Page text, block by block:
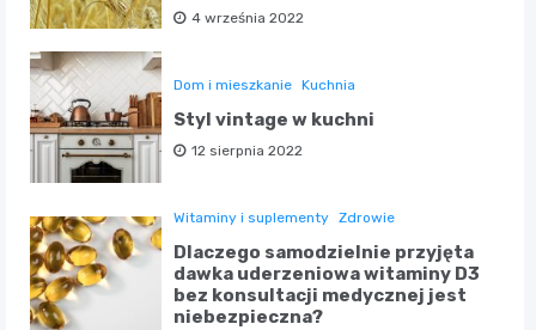
4 września 2022
Dom i mieszkanie Kuchnia
Styl vintage w kuchni
12 sierpnia 2022
Witaminy i suplementy Zdrowie
Dlaczego samodzielnie przyjęta
dawka uderzeniowa witaminy D3
bez konsultacji medycznej jest
niebezpieczna?